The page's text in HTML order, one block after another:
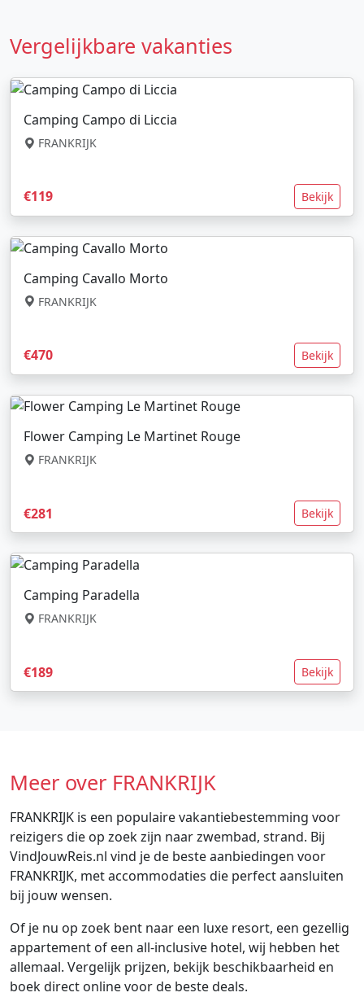
Vergelijkbare vakanties
Camping Campo di Liccia
FRANKRIJK
€119 Bekijk
Camping Cavallo Morto
FRANKRIJK
€470 Bekijk
Flower Camping Le Martinet Rouge
FRANKRIJK
€281 Bekijk
Camping Paradella
FRANKRIJK
€189 Bekijk
Meer over FRANKRIJK
FRANKRIJK is een populaire vakantiebestemming voor
reizigers die op zoek zijn naar zwembad, strand. Bij
VindJouwReis.nl vind je de beste aanbiedingen voor
FRANKRIJK, met accommodaties die perfect aansluiten
bij jouw wensen.
Of je nu op zoek bent naar een luxe resort, een gezellig
appartement of een all-inclusive hotel, wij hebben het
allemaal. Vergelijk prijzen, bekijk beschikbaarheid en
boek direct online voor de beste deals.